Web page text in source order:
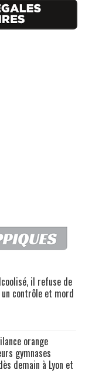
il refuse de
contrôle et mord
orange
gymnases
demain à Lyon et